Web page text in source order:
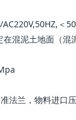
＜
在混泥土地面（混
法兰，物料进口